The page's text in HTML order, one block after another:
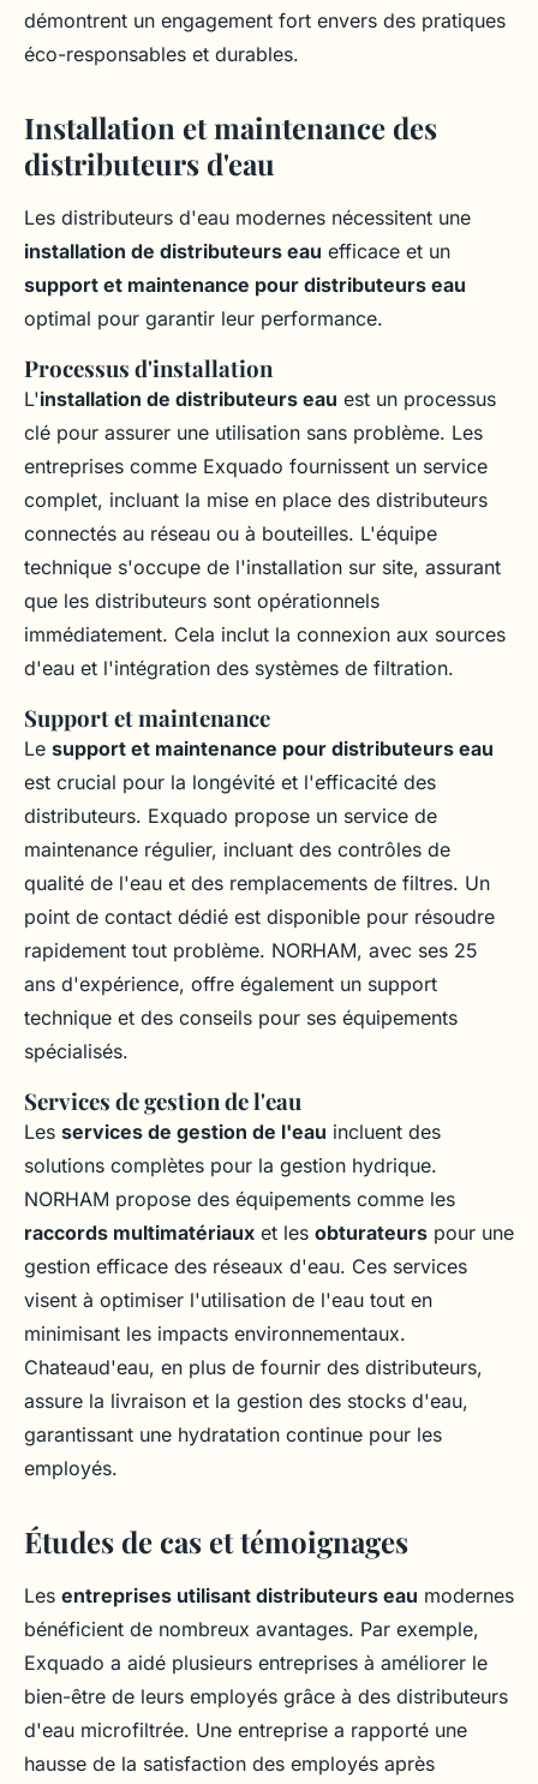
démontrent un engagement fort envers des pratiques
éco-responsables et durables.
Installation et maintenance des
distributeurs d'eau
Les distributeurs d'eau modernes nécessitent une
installation de distributeurs eau efficace et un
support et maintenance pour distributeurs eau
optimal pour garantir leur performance.
Processus d'installation
L'installation de distributeurs eau est un processus
clé pour assurer une utilisation sans problème. Les
entreprises comme Exquado fournissent un service
complet, incluant la mise en place des distributeurs
connectés au réseau ou à bouteilles. L'équipe
technique s'occupe de l'installation sur site, assurant
que les distributeurs sont opérationnels
immédiatement. Cela inclut la connexion aux sources
d'eau et l'intégration des systèmes de filtration.
Support et maintenance
Le support et maintenance pour distributeurs eau
est crucial pour la longévité et l'efficacité des
distributeurs. Exquado propose un service de
maintenance régulier, incluant des contrôles de
qualité de l'eau et des remplacements de filtres. Un
point de contact dédié est disponible pour résoudre
rapidement tout problème. NORHAM, avec ses 25
ans d'expérience, offre également un support
technique et des conseils pour ses équipements
spécialisés.
Services de gestion de l'eau
Les services de gestion de l'eau incluent des
solutions complètes pour la gestion hydrique.
NORHAM propose des équipements comme les
raccords multimatériaux et les obturateurs pour une
gestion efficace des réseaux d'eau. Ces services
visent à optimiser l'utilisation de l'eau tout en
minimisant les impacts environnementaux.
Chateaud'eau, en plus de fournir des distributeurs,
assure la livraison et la gestion des stocks d'eau,
garantissant une hydratation continue pour les
employés.
Études de cas et témoignages
Les entreprises utilisant distributeurs eau modernes
bénéficient de nombreux avantages. Par exemple,
Exquado a aidé plusieurs entreprises à améliorer le
bien-être de leurs employés grâce à des distributeurs
d'eau microfiltrée. Une entreprise a rapporté une
hausse de la satisfaction des employés après